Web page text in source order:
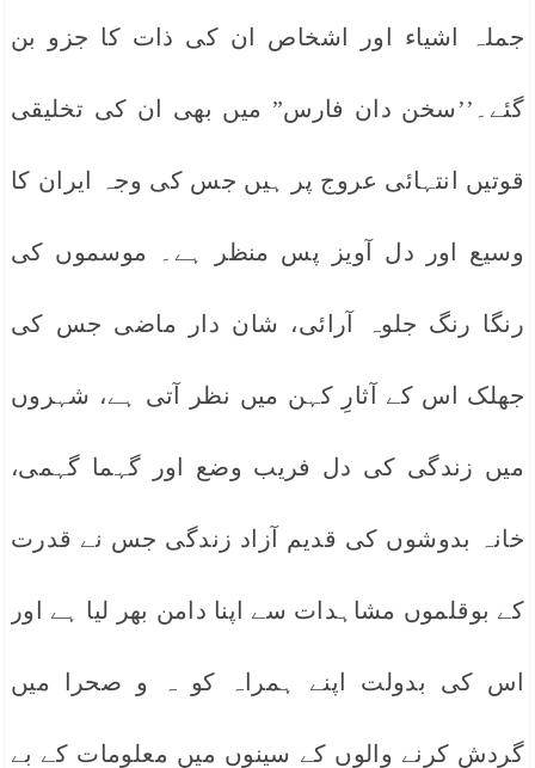
جملہ اشیاء اور اشخاص ان کی ذات کا جزو بن
گئے۔’’سخن دان فارس” میں بھی ان کی تخلیقی
قوتیں انتہائی عروج پر ہیں جس کی وجہ ایران کا
وسیع اور دل آویز پس منظر ہے۔ موسموں کی
رنگا رنگ جلوہ آرائی، شان دار ماضی جس کی
جھلک اس کے آثارِ کہن میں نظر آتی ہے، شہروں
میں زندگی کی دل فریب وضع اور گہما گہمی،
خانہ بدوشوں کی قدیم آزاد زندگی جس نے قدرت
کے بوقلموں مشاہدات سے اپنا دامن بھر لیا ہے اور
اس کی بدولت اپنے ہمراہ کو ہ و صحرا میں
گردش کرنے والوں کے سینوں میں معلومات کے بے